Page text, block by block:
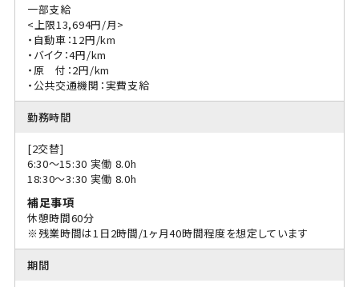
一部支給
<上限13,694円/月>
・自動車：12円/km
・バイク：4円/km
・原 付：2円/km
・公共交通機関：実費支給
勤務時間
[2交替]
6:30〜15:30 実働 8.0h
18:30〜3:30 実働 8.0h
補足事項
休憩時間60分
※残業時間は1日2時間/1ヶ月40時間程度を想定しています
期間